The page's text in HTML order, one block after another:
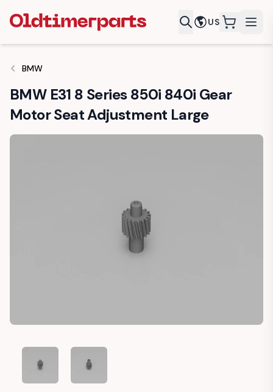
US
BMW
BMW E31 8 Series 850i 840i Gear
Motor Seat Adjustment Large
BMW E31 8 SERIES 850I 840I GEAR MOTOR SEAT
BMW E31 8 SERIES 850I 840I GEAR MOTOR